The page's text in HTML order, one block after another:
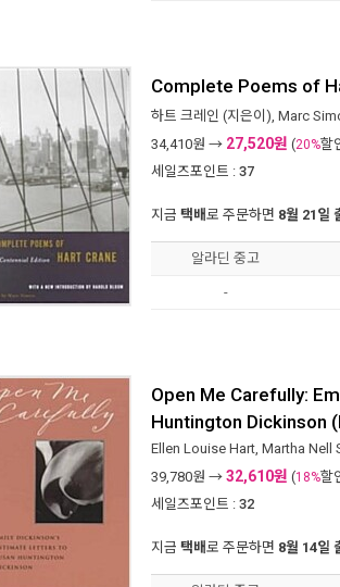
Complete Poems of
하트 크레인 (지은이), Marc
34,410원 → 27,520원 (20%할
세일즈포인트 : 37
지금 택배로 주문하면 8월 21일
알라딘 중고
-
Open Me Carefully:
Huntington Dickinson
Ellen Louise Hart, Martha Nell
39,780원 → 32,610원 (18%할
세일즈포인트 : 32
지금 택배로 주문하면 8월 14일